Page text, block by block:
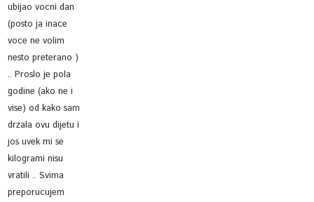
ubijao vocni dan
(posto ja inace
voce ne volim
nesto preterano )
.. Proslo je pola
godine (ako ne i
vise) od kako sam
drzala ovu dijetu i
jos uvek mi se
kilogrami nisu
vratili .. Svima
preporucujem